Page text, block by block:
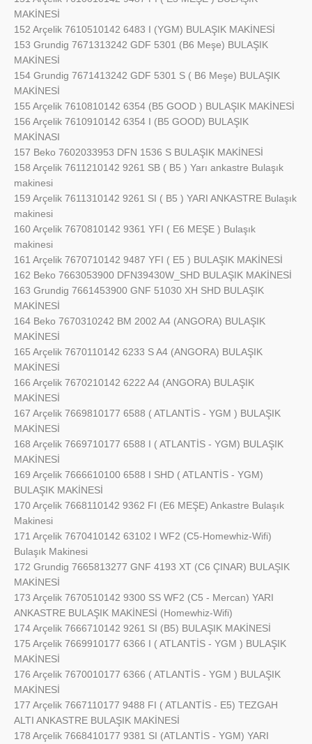
MAKİNESİ
152 Arçelik 7610510142 6483 I (YGM) BULAŞIK MAKİNESİ
153 Grundig 7671313242 GDF 5301 (B6 Meşe) BULAŞIK
MAKİNESİ
154 Grundig 7671413242 GDF 5301 S ( B6 Meşe) BULAŞIK
MAKİNESİ
155 Arçelik 7610810142 6354 (B5 GOOD ) BULAŞIK MAKİNESİ
156 Arçelik 7610910142 6354 I (B5 GOOD) BULAŞIK
MAKİNASI
157 Beko 7602033953 DFN 1536 S BULAŞIK MAKİNESİ
158 Arçelik 7611210142 9261 SB ( B5 ) Yarı ankastre Bulaşık
makinesi
159 Arçelik 7611310142 9261 SI ( B5 ) YARI ANKASTRE Bulaşık
makinesi
160 Arçelik 7670810142 9361 YFI ( E6 MEŞE ) Bulaşık
makinesi
161 Arçelik 7670710142 9487 YFI ( E5 ) BULAŞIK MAKİNESİ
162 Beko 7663053900 DFN39430W_SHD BULAŞIK MAKİNESİ
163 Grundig 7661453900 GNF 51030 XH SHD BULAŞIK
MAKİNESİ
164 Beko 7670310242 BM 2002 A4 (ANGORA) BULAŞIK
MAKİNESİ
165 Arçelik 7670110142 6233 S A4 (ANGORA) BULAŞIK
MAKİNESİ
166 Arçelik 7670210142 6222 A4 (ANGORA) BULAŞIK
MAKİNESİ
167 Arçelik 7669810177 6588 ( ATLANTİS - YGM ) BULAŞIK
MAKİNESİ
168 Arçelik 7669710177 6588 I ( ATLANTİS - YGM) BULAŞIK
MAKİNESİ
169 Arçelik 7666610100 6588 I SHD ( ATLANTİS - YGM)
BULAŞIK MAKİNESİ
170 Arçelik 7668110142 9362 FI (E6 MEŞE) Ankastre Bulaşık
Makinesi
171 Arçelik 7670410142 63102 I WF2 (C5-Homewhiz-Wifi)
Bulaşık Makinesi
172 Grundig 7665813277 GNF 4193 XT (C6 ÇINAR) BULAŞIK
MAKİNESİ
173 Arçelik 7670510142 9300 SS WF2 (C5 - Mercan) YARI
ANKASTRE BULAŞIK MAKİNESİ (Homewhiz-Wifi)
174 Arçelik 7666710142 9261 SI (B5) BULAŞIK MAKİNESİ
175 Arçelik 7669910177 6366 I ( ATLANTİS - YGM ) BULAŞIK
MAKİNESİ
176 Arçelik 7670010177 6366 ( ATLANTİS - YGM ) BULAŞIK
MAKİNESİ
177 Arçelik 7667110177 9488 FI ( ATLANTİS - E5) TEZGAH
ALTI ANKASTRE BULAŞIK MAKİNESİ
178 Arçelik 7668410177 9381 SI (ATLANTİS - YGM) YARI